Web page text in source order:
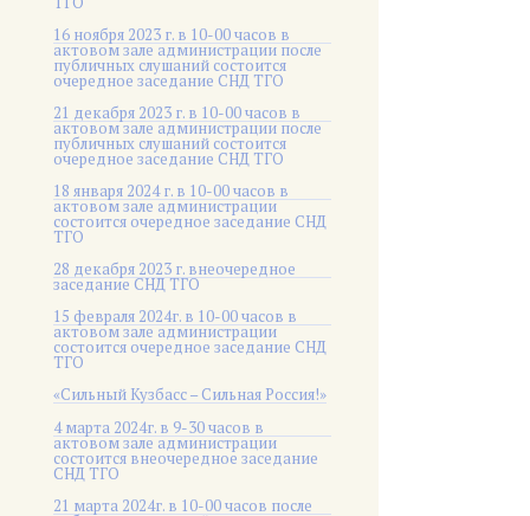
16 ноября 2023 г. в 10-00 часов в
актовом зале администрации после
публичных слушаний состоится
очередное заседание СНД ТГО
21 декабря 2023 г. в 10-00 часов в
актовом зале администрации после
публичных слушаний состоится
очередное заседание СНД ТГО
18 января 2024 г. в 10-00 часов в
актовом зале администрации
состоится очередное заседание СНД
ТГО
28 декабря 2023 г. внеочередное
заседание СНД ТГО
15 февраля 2024г. в 10-00 часов в
актовом зале администрации
состоится очередное заседание СНД
ТГО
«Сильный Кузбасс – Сильная Россия!»
4 марта 2024г. в 9-30 часов в
актовом зале администрации
состоится внеочередное заседание
СНД ТГО
21 марта 2024г. в 10-00 часов после